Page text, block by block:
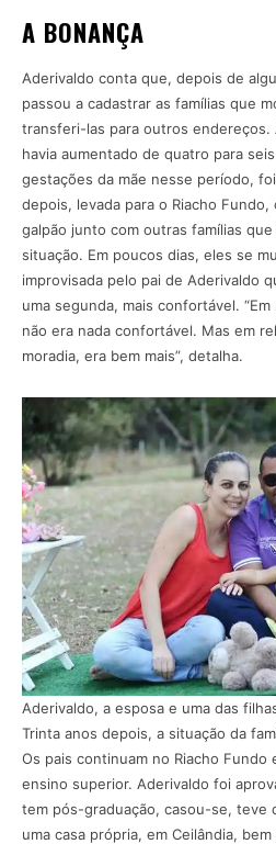
A BONANÇA
Aderivaldo conta que, depois de
passou a cadastrar as famílias que
transferi-las para outros endereços.
havia aumentado de quatro para
gestações da mãe nesse período,
depois, levada para o Riacho
galpão junto com outras famílias
situação. Em poucos dias, eles se
improvisada pelo pai de Aderivaldo
uma segunda, mais confortável.
não era nada confortável. Mas em
moradia, era bem mais”, detalha.
Aderivaldo, a esposa e uma das
Trinta anos depois, a situação da
Os pais continuam no Riacho Fundo
ensino superior. Aderivaldo foi
tem pós-graduação, casou-se, teve
uma casa própria, em Ceilândia,